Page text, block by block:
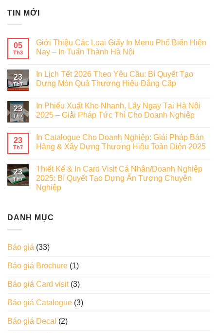
TIN MỚI
05
Th3
Giới Thiệu Các Loại Giấy In Menu Phổ Biến Hiện
Nay – In Tuấn Thành Hà Nội
23
Th7
In Lịch Tết 2026 Theo Yêu Cầu: Bí Quyết Tạo
Dựng Món Quà Thương Hiệu Đẳng Cấp
23
Th7
In Phiếu Xuất Kho Nhanh, Lấy Ngay Tại Hà Nội
2025 – Giải Pháp Tức Thì Cho Doanh Nghiệp
23
Th7
In Catalogue Cho Doanh Nghiệp: Giải Pháp Bán
Hàng & Xây Dựng Thương Hiệu Toàn Diện 2025
23
Th7
Thiết Kế & In Card Visit Cá Nhân/Doanh Nghiệp
2025: Bí Quyết Tạo Dựng Ấn Tượng Chuyên
Nghiệp
DANH MỤC
Báo giá (33)
Báo giá Brochure (1)
Báo giá Card visit(3)
Báo giá Catalogue (3)
Báo giá Decal (2)